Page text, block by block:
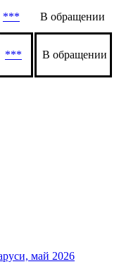
*** В обращении
*** В обращении
май 2026